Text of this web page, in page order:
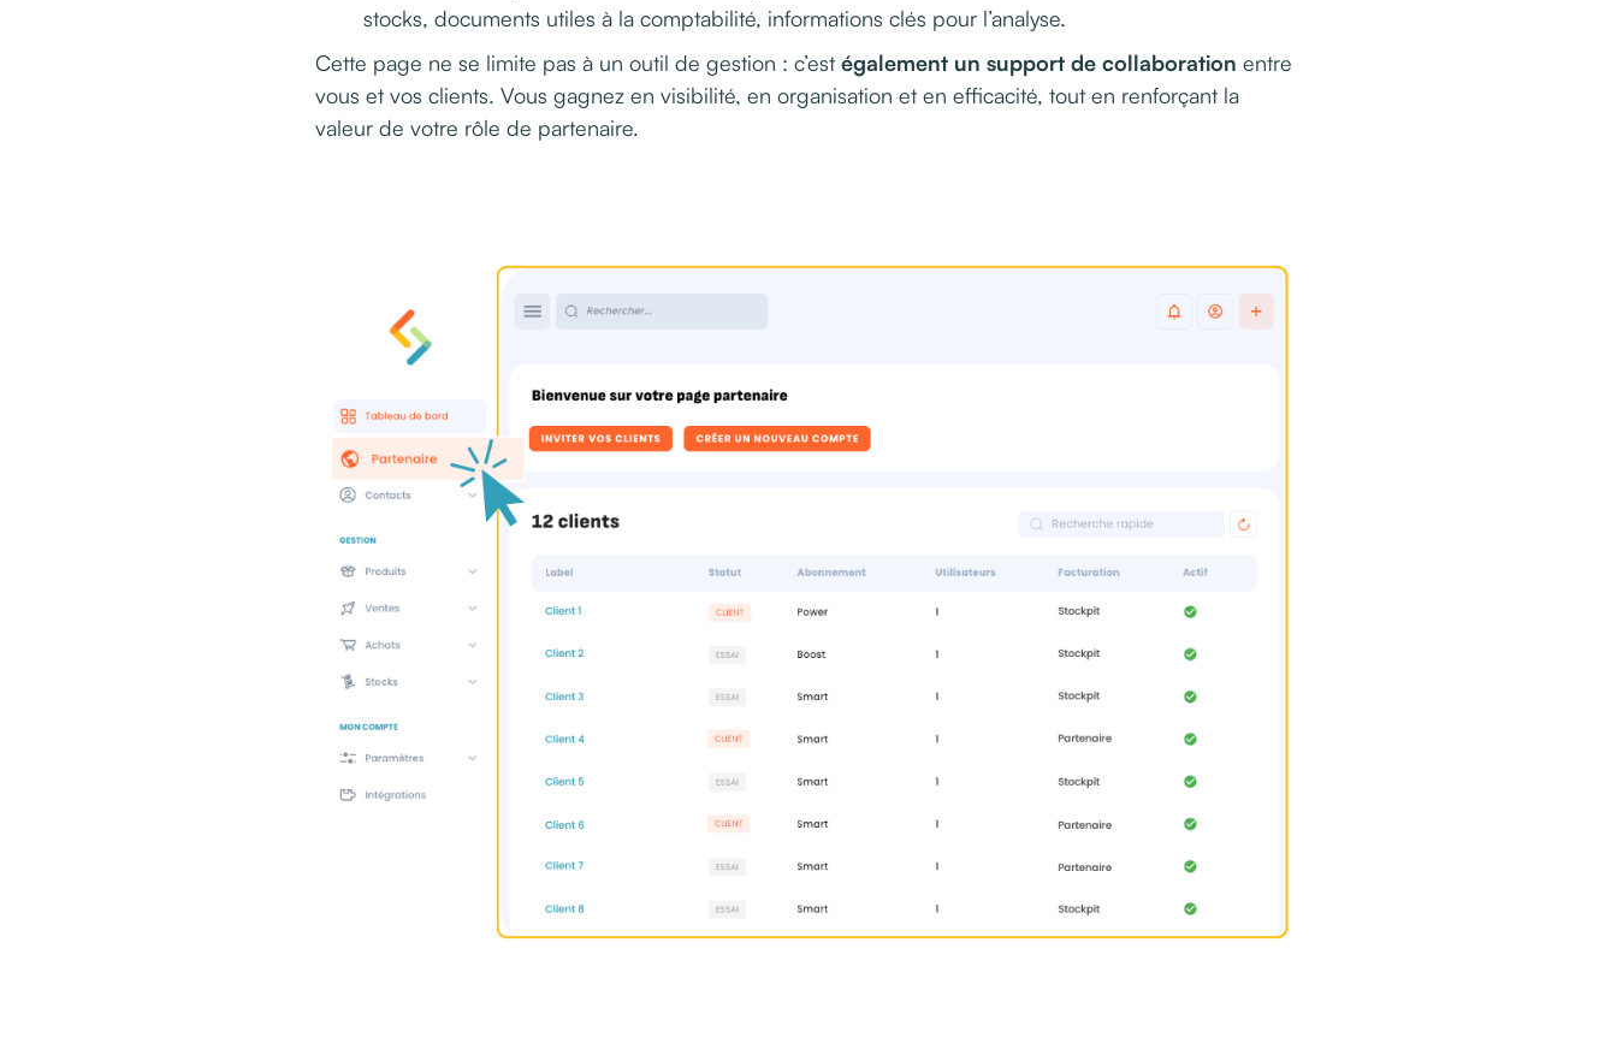
stocks, documents utiles à la comptabilité, informations clés pour l’analyse.
Cette page ne se limite pas à un outil de gestion : c’est également un support de collaboration entre
vous et vos clients. Vous gagnez en visibilité, en organisation et en efficacité, tout en renforçant la
valeur de votre rôle de partenaire.